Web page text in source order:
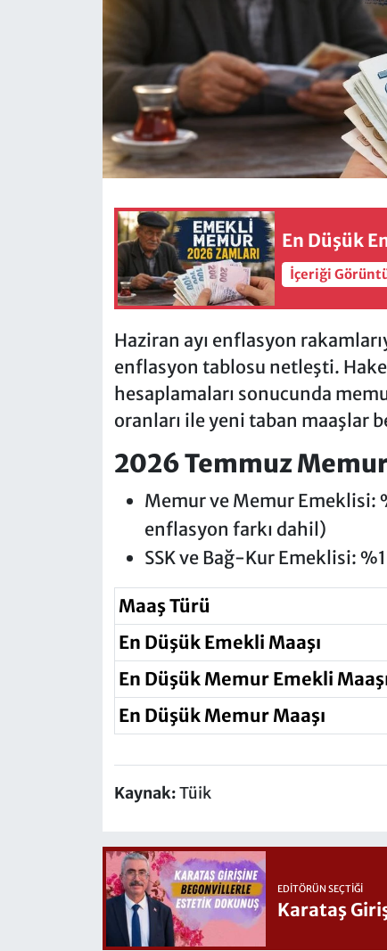
En Düşük
İçeriği
Haziran ayı enflasyon
enflasyon tablosu netleşti.
hesaplamaları sonucunda
oranları ile yeni taban maaşlar
2026 Temmuz
Memur ve Memur Emeklisi:
enflasyon farkı dahil)
SSK ve Bağ-Kur Emeklisi:
Maaş Türü
En Düşük Emekli Maaşı
En Düşük Memur Emekli
En Düşük Memur Maaşı
Kaynak:Tüik
EDITÖRÜN SEÇTIĞI
Karataş